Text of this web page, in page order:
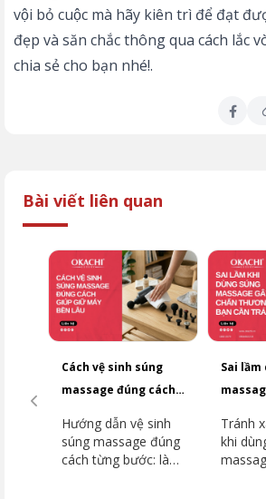
vội bỏ cuộc mà hãy kiên trì để đạt
đẹp và săn chắc thông qua cách lắc
chia sẻ cho bạn nhé!.
Bài viết liên quan
Cách vệ sinh súng
massage đúng cách
Hướng dẫn vệ sinh
súng massage đúng
cách từng bước: làm
Sai
tránh
Tránh
khi